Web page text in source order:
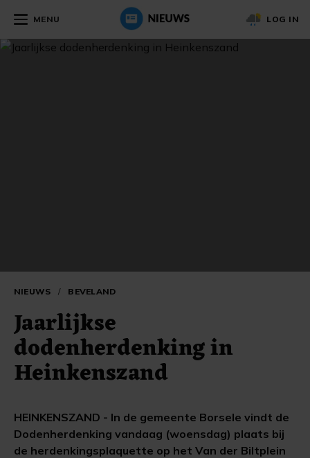
MENU LOG IN
NIEUWS / BEVELAND
Jaarlijkse
dodenherdenking in
Heinkenszand
HEINKENSZAND - In de gemeente Borsele vindt de
Dodenherdenking vandaag (woensdag) plaats bij
de herdenkingsplaquette op het Van der Biltplein